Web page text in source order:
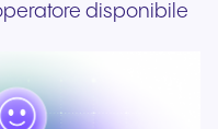
disponibile